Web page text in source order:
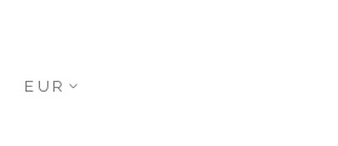
EUR